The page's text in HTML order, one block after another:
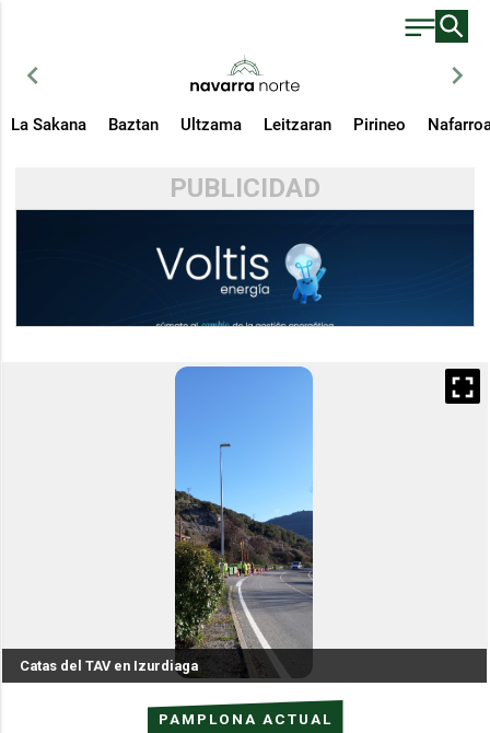
chevron_left chevron_right
La Sakana Baztan Ultzama Leitzaran Pirineo
PUBLICIDAD
PAMPLONA ACTUAL
Catas del TAV en Izurdiaga